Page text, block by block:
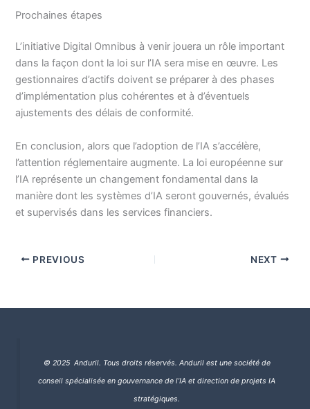
Prochaines étapes
L’initiative Digital Omnibus à venir jouera un rôle important
dans la façon dont la loi sur l’IA sera mise en œuvre. Les
gestionnaires d’actifs doivent se préparer à des phases
d’implémentation plus cohérentes et à d’éventuels
ajustements des délais de conformité.
En conclusion, alors que l’adoption de l’IA s’accélère,
l’attention réglementaire augmente. La loi européenne sur
l’IA représente un changement fondamental dans la
manière dont les systèmes d’IA seront gouvernés, évalués
et supervisés dans les services financiers.
PREVIOUS NEXT
© 2025 Anduril. Tous droits réservés. Anduril est une société de
conseil spécialisée en gouvernance de l’IA et direction de projets IA
stratégiques.